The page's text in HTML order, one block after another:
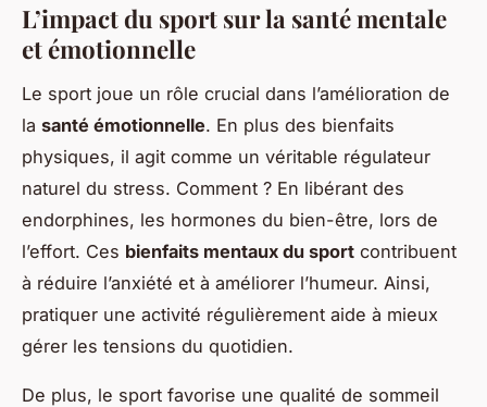
L’impact du sport sur la santé mentale
et émotionnelle
Le sport joue un rôle crucial dans l’amélioration de
la santé émotionnelle. En plus des bienfaits
physiques, il agit comme un véritable régulateur
naturel du stress. Comment ? En libérant des
endorphines, les hormones du bien-être, lors de
l’effort. Ces bienfaits mentaux du sport contribuent
à réduire l’anxiété et à améliorer l’humeur. Ainsi,
pratiquer une activité régulièrement aide à mieux
gérer les tensions du quotidien.
De plus, le sport favorise une qualité de sommeil